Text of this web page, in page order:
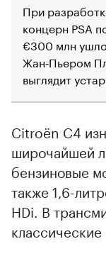
При
концерн PSA
€300 млн ушло
Жан‑Пьером
выглядит
Citroёn C4
широчайшей
бензиновые
также 1,6-
HDi. В